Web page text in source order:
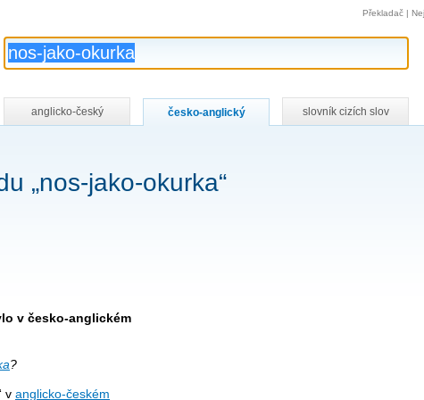
Překladač |
anglicko-český česko-anglický slovník cizích slov
„nos-jako-okurka“
v česko-anglickém
?
v anglicko-českém